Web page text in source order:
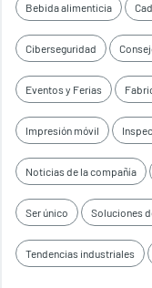
Bebida alimenticia
Ciberseguridad
Eventos y Ferias
Impresión móvil
Noticias de la compañía
Ser único Soluciones
Tendencias industriales